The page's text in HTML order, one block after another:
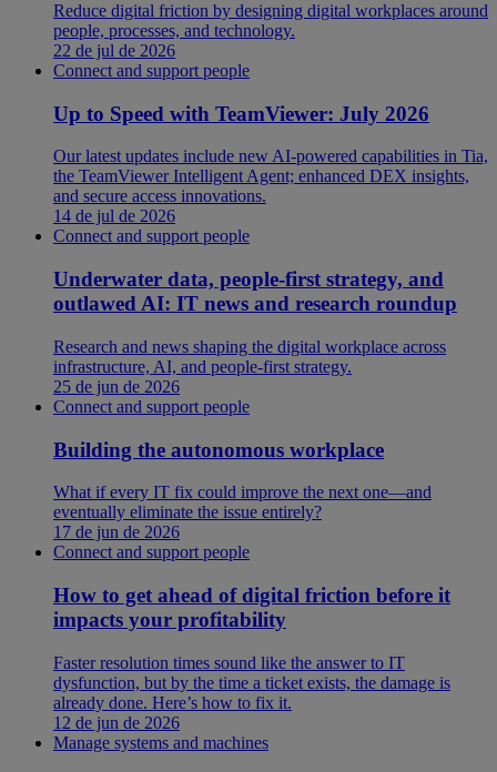
Reduce digital friction by designing digital workplaces around
people, processes, and technology.
22 de jul de 2026
Connect and support people
Up to Speed with TeamViewer: July 2026
Our latest updates include new AI-powered capabilities in Tia,
the TeamViewer Intelligent Agent; enhanced DEX insights,
and secure access innovations.
14 de jul de 2026
Connect and support people
Underwater data, people-first strategy, and
outlawed AI: IT news and research roundup
Research and news shaping the digital workplace across
infrastructure, AI, and people-first strategy.
25 de jun de 2026
Connect and support people
Building the autonomous workplace
What if every IT fix could improve the next one—and
eventually eliminate the issue entirely?
17 de jun de 2026
Connect and support people
How to get ahead of digital friction before it
impacts your profitability
Faster resolution times sound like the answer to IT
dysfunction, but by the time a ticket exists, the damage is
already done. Here’s how to fix it.
12 de jun de 2026
Manage systems and machines